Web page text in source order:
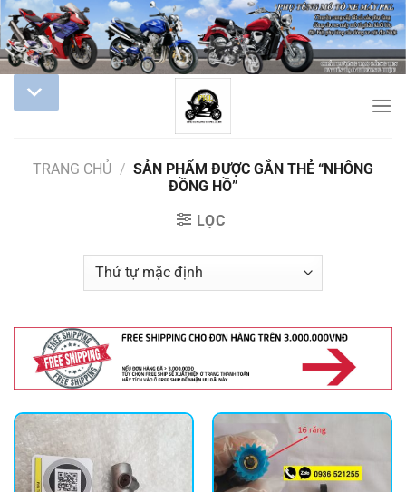
TRANG CHỦ / SẢN PHẨM ĐƯỢC GẮN THẺ “NHÔNG
ĐỒNG HỒ”
LỌC